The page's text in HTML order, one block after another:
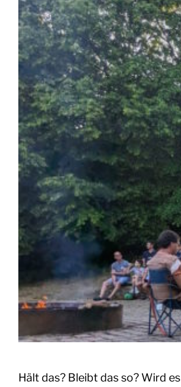
Hält das? Bleibt das so? Wird